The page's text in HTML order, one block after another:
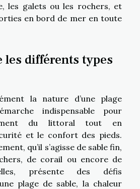
les galets ou les rochers, et
en bord de mer en toute
les différents types
la nature d’une plage
indispensable pour
du littoral tout en
et le confort des pieds.
qu’il s’agisse de sable fin,
de corail ou encore de
présente des défis
plage de sable, la chaleur